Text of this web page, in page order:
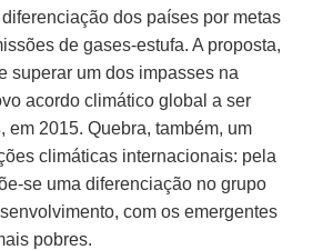
dos países por metas
de gases-estufa. A proposta,
superar um dos impasses na
acordo climático global a ser
, em 2015. Quebra, também, um
climáticas internacionais: pela
se uma diferenciação no grupo
com os emergentes
pobres.